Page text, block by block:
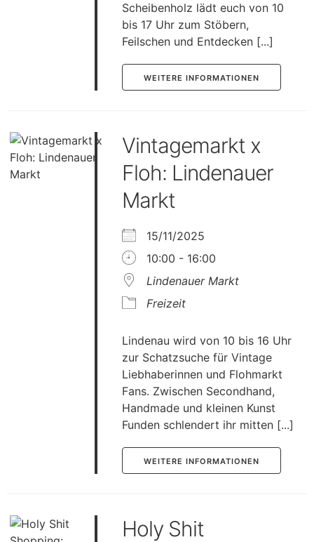
Scheibenholz lädt euch von 10
bis 17 Uhr zum Stöbern,
Feilschen und Entdecken [...]
WEITERE INFORMATIONEN
Vintagemarkt x
Floh: Lindenauer
Markt
15/11/2025
10:00 - 16:00
Lindenauer Markt
Freizeit
Lindenau wird von 10 bis 16 Uhr
zur Schatzsuche für Vintage
Liebhaberinnen und Flohmarkt
Fans. Zwischen Secondhand,
Handmade und kleinen Kunst
Funden schlendert ihr mitten [...]
WEITERE INFORMATIONEN
Holy Shit